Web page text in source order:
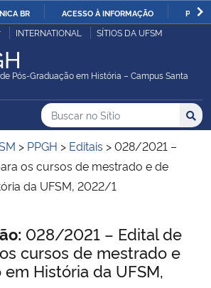
IR
O
BR ACESSO À INFORMAÇÃO
Pública
e Abastecimento
INTERNATIONAL SÍTIOS DA UFSM
Pós-Graduação em História – Campus Santa
do Sítio
Busca
Buscar no no Sítio
Busca:
> PPGH > Editais >028/2021 –
os cursos de mestrado e de
da UFSM, 2022/1
028/2021 – Edital de
cursos de mestrado e
História da UFSM,